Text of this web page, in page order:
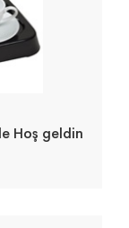
Hoş geldin